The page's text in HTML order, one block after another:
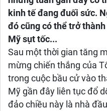
kinh tế đang đuối sức.
đó cũng có thể trở
Mỹ sụt tốc...
Sau một thời gian tăng
mừng chiến thắng của
trong cuộc bầu cử vào
Mỹ gần đây liên tục đổ
đảo chiều này là nhà